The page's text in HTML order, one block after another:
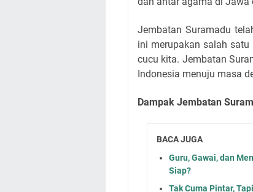
Jembatan Suramadu
ini merupakan salah
cucu kita. Jembatan
Indonesia menuju masa
Dampak Jembatan
BACA JUGA
Guru, Gawai, dan
Siap?
Tak Cuma Pintar,